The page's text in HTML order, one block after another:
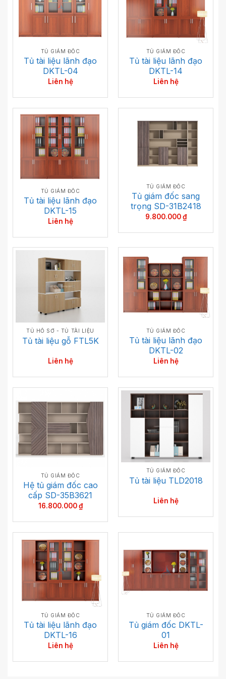
TỦ GIÁM ĐỐC
Tủ tài liệu lãnh đạo
DKTL-04
Liên hệ
TỦ GIÁM ĐỐC
Tủ tài liệu lãnh đạo
DKTL-14
Liên hệ
TỦ GIÁM ĐỐC
Tủ tài liệu lãnh đạo
DKTL-15
Liên hệ
TỦ GIÁM ĐỐC
Tủ giám đốc sang
trọng SD-31B2418
9.800.000₫
TỦ HỒ SƠ - TỦ TÀI LIỆU
Tủ tài liệu gỗ FTL5K
Liên hệ
TỦ GIÁM ĐỐC
Tủ tài liệu lãnh đạo
DKTL-02
Liên hệ
TỦ GIÁM ĐỐC
Hệ tủ giám đốc cao
cấp SD-35B3621
16.800.000₫
TỦ GIÁM ĐỐC
Tủ tài liệu TLD2018
Liên hệ
TỦ GIÁM ĐỐC
Tủ tài liệu lãnh đạo
DKTL-16
Liên hệ
TỦ GIÁM ĐỐC
Tủ giám đốc DKTL-
01
Liên hệ